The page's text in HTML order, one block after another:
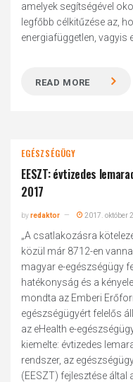
amelyek segítségével
legfőbb célkitűzése az,
energiafüggetlen, vagyis
READ MORE
EGÉSZSÉGÜGY
EESZT: évtizedes
2017
byredaktor 2017. október
„A csatlakozásra
közül már 8712-en
magyar e-egészségügy
hatékonyság és a
mondta az Emberi
egészségügyért felelős
az eHealth e-
kiemelte: évtizedes
rendszer, az
(EESZT) fejlesztése által